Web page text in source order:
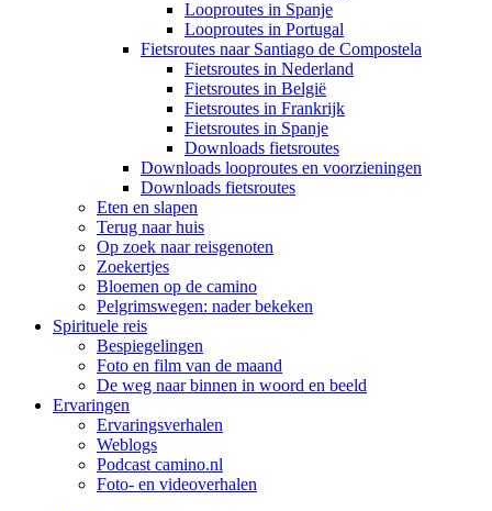
Looproutes in Spanje
Looproutes in Portugal
Fietsroutes naar Santiago de Compostela
Fietsroutes in Nederland
Fietsroutes in België
Fietsroutes in Frankrijk
Fietsroutes in Spanje
Downloads fietsroutes
Downloads looproutes en voorzieningen
Downloads fietsroutes
Eten en slapen
Terug naar huis
Op zoek naar reisgenoten
Zoekertjes
Bloemen op de camino
Pelgrimswegen: nader bekeken
Spirituele reis
Bespiegelingen
Foto en film van de maand
De weg naar binnen in woord en beeld
Ervaringen
Ervaringsverhalen
Weblogs
Podcast camino.nl
Foto- en videoverhalen